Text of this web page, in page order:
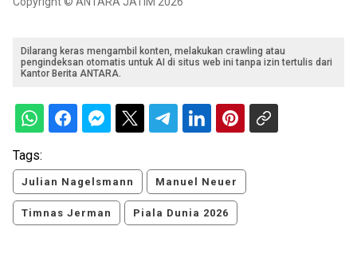
Dilarang keras mengambil konten, melakukan crawling atau
pengindeksan otomatis untuk AI di situs web ini tanpa izin tertulis dari
Kantor Berita ANTARA.
Tags:
Julian Nagelsmann Manuel Neuer
Timnas Jerman Piala Dunia 2026